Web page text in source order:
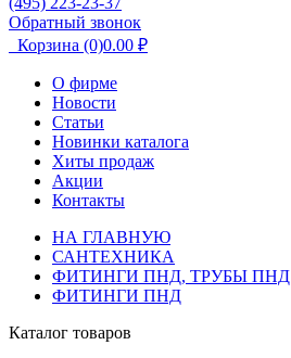
Обратный звонок
Корзина (0)0.00 ₽
О фирме
Новости
Статьи
Новинки каталога
Хиты продаж
Акции
Контакты
НА ГЛАВНУЮ
САНТЕХНИКА
ФИТИНГИ ПНД, ТРУБЫ ПНД
ФИТИНГИ ПНД
Каталог товаров